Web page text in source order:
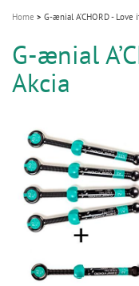
Home G-ænial A’CHORD - Love
G-ænial
Akcia